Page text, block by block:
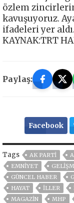
özlem
kavuşuyoruz.
ifadeleri yer aldı.
KAYNAK:TRT
Paylaş:
Facebook
Tags AK PARTİ
EMNİYET
GÜNCEL HABER
HAYAT
İLLER
MAGAZİN
MHP